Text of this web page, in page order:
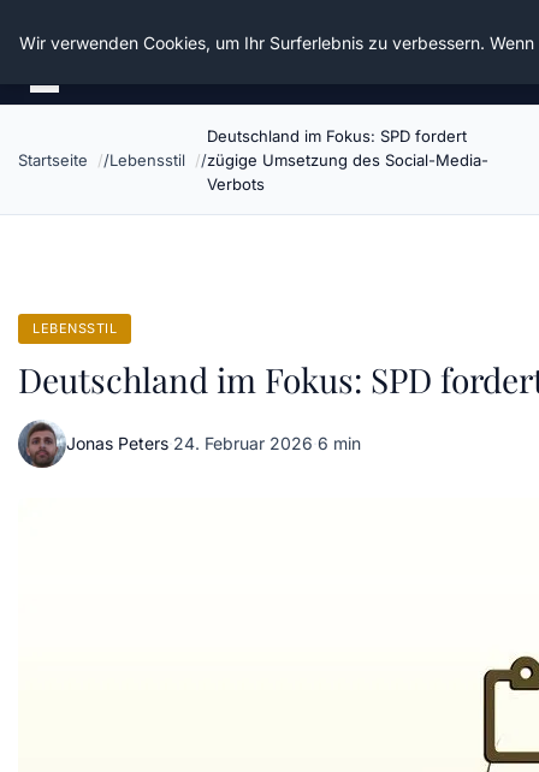
Die Schnitter
Startseite Lebensstil
Deutschland im Fokus: SPD fordert
zügige Umsetzung des Social-Media-
Verbots
LEBENSSTIL
Deutschland im Fokus: SPD
Jonas Peters·24. Februar 2026·6 min
Wir verwenden Cookies, um Ihr Surferlebnis zu verbessern.